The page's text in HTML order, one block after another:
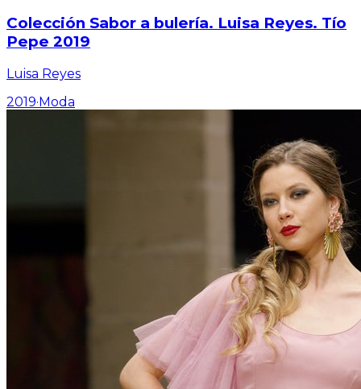
Colección Sabor a bulería. Luisa Reyes. Tío
Pepe 2019
Luisa Reyes
2019·Moda